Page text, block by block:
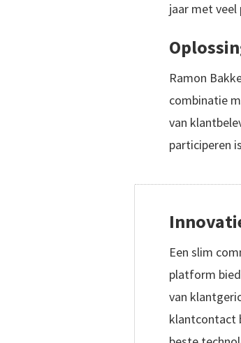
jaar met veel
Ramon
combinatie
van
participeren
Een slim
platform
van
klantcontact